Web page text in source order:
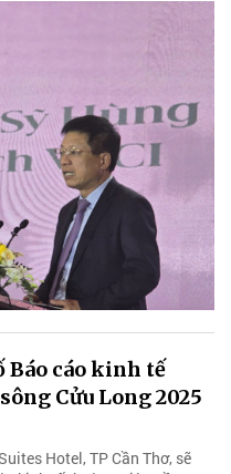
Báo cáo kinh tế
Cửu Long 2025
Hotel, TP Cần Thơ, sẽ